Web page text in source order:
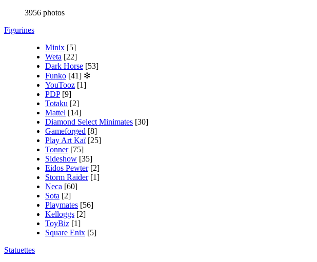
3956 photos
Figurines
Minix [5]
Weta [22]
Dark Horse [53]
Funko [41] ✻
YouTooz [1]
PDP [9]
Totaku [2]
Mattel [14]
Diamond Select Minimates [30]
Gameforged [8]
Play Art Kaï [25]
Tonner [75]
Sideshow [35]
Eidos Pewter [2]
Storm Raider [1]
Neca [60]
Sota [2]
Playmates [56]
Kelloggs [2]
ToyBiz [1]
Square Enix [5]
Statuettes